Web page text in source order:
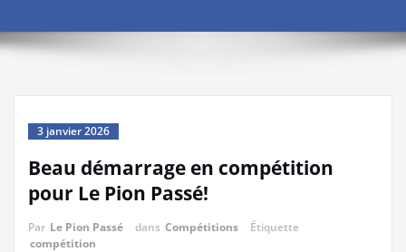
3 janvier 2026
Beau démarrage en compétition
pour Le Pion Passé!
Par Le Pion Passé dans Compétitions
Étiquette
compétition